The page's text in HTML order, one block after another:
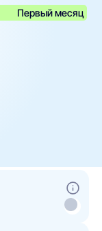
Первый месяц